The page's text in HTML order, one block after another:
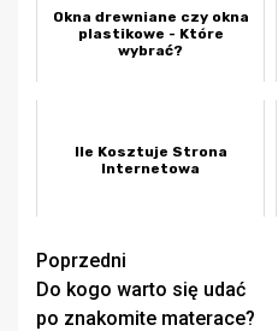
Okna drewniane czy okna
plastikowe - Które
wybrać?
Ile Kosztuje Strona
Internetowa
Zobacz
wpisy
Poprzedni
Do kogo warto się udać
po znakomite materace?